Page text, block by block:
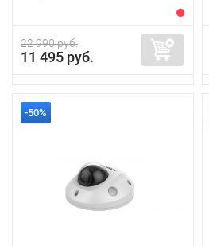
22 990 руб.
11 495 руб.
-50%